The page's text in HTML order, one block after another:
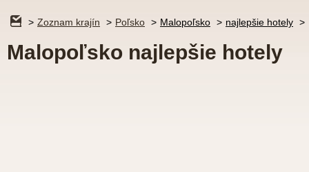
Zoznam krajín Poľsko Malopoľsko najlepšie hotely
Malopoľsko najlepšie hotely